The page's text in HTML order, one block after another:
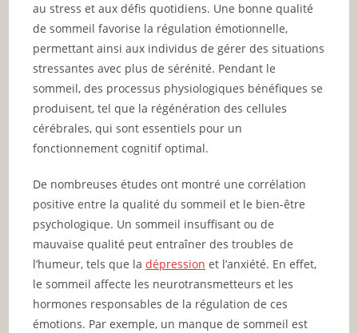
au stress et aux défis quotidiens. Une bonne qualité
de sommeil favorise la régulation émotionnelle,
permettant ainsi aux individus de gérer des situations
stressantes avec plus de sérénité. Pendant le
sommeil, des processus physiologiques bénéfiques se
produisent, tel que la régénération des cellules
cérébrales, qui sont essentiels pour un
fonctionnement cognitif optimal.
De nombreuses études ont montré une corrélation
positive entre la qualité du sommeil et le bien-être
psychologique. Un sommeil insuffisant ou de
mauvaise qualité peut entraîner des troubles de
l’humeur, tels que ladépression et l’anxiété. En effet,
le sommeil affecte les neurotransmetteurs et les
hormones responsables de la régulation de ces
émotions. Par exemple, un manque de sommeil est